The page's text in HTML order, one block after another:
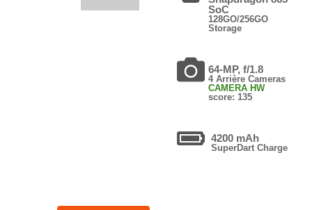
SoC
128GO/256GO
Storage
64-MP, f/1.8
4 Arrière Cameras
CAMERA HW
score: 135
4200 mAh
SuperDart Charge